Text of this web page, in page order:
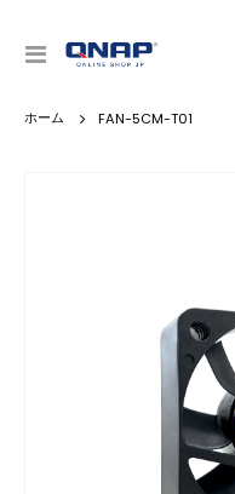
ナ
呼
FAN-5CM-T01